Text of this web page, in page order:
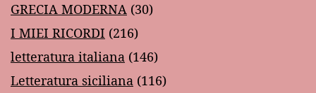
GRECIA MODERNA (30)
I MIEI RICORDI (216)
letteratura italiana (146)
Letteratura siciliana (116)